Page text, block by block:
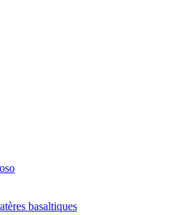
basaltiques